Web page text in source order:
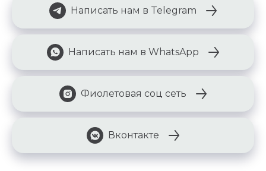
Написать нам в Telegram
Написать нам в WhatsApp
Фиолетовая соц сеть
Вконтакте